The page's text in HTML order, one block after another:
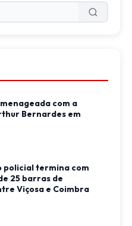
com a
Bernardes em
policial termina com
25 barras de
Viçosa e Coimbra